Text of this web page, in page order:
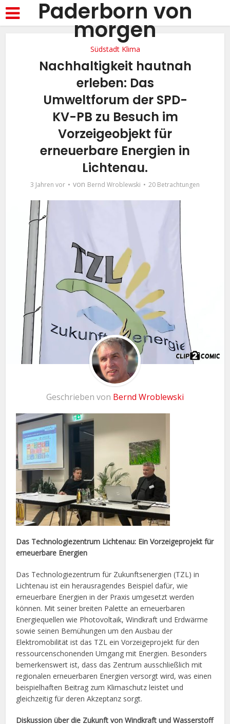
Paderborn von
morgen
Südstadt Klima
Nachhaltigkeit hautnah
erleben: Das
Umweltforum der SPD-
KV-PB zu Besuch im
Vorzeigeobjekt für
erneuerbare Energien in
Lichtenau.
3 Jahren vor von Bernd Wroblewski 20 Betrachtungen
Geschrieben von Bernd Wroblewski
Das Technologiezentrum Lichtenau: Ein Vorzeigeprojekt für
erneuerbare Energien
Das Technologiezentrum für Zukunftsenergien (TZL) in
Lichtenau ist ein herausragendes Beispiel dafür, wie
erneuerbare Energien in der Praxis umgesetzt werden
können. Mit seiner breiten Palette an erneuerbaren
Energiequellen wie Photovoltaik, Windkraft und Erdwärme
sowie seinen Bemühungen um den Ausbau der
Elektromobilität ist das TZL ein Vorzeigeprojekt für den
ressourcenschonenden Umgang mit Energien. Besonders
bemerkenswert ist, dass das Zentrum ausschließlich mit
regionalen erneuerbaren Energien versorgt wird, was einen
beispielhaften Beitrag zum Klimaschutz leistet und
gleichzeitig für deren Akzeptanz sorgt.
Diskussion über die Zukunft von Windkraft und Wasserstoff